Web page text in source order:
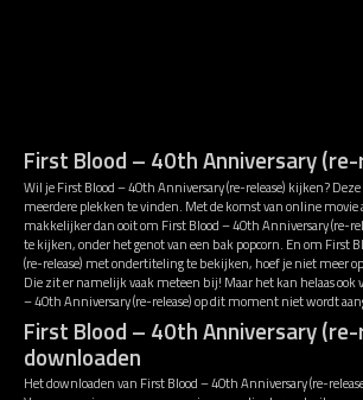
First Blood – 40th Anniversary
Wil je First Blood – 40th Anniversary (re-release) kijken?
meerdere plekken te vinden. Met de komst van online movie
makkelijker dan ooit om First Blood – 40th Anniversary (re-
te kijken, onder het genot van een bak popcorn. En om First
(re-release) met ondertiteling te bekijken, hoef je niet meer
Die zit er namelijk vaak meteen bij! Maar het kan helaas ook
– 40th Anniversary (re-release) op dit moment niet wordt
First Blood – 40th Anniversary
downloaden
Het downloaden van First Blood – 40th Anniversary (re-